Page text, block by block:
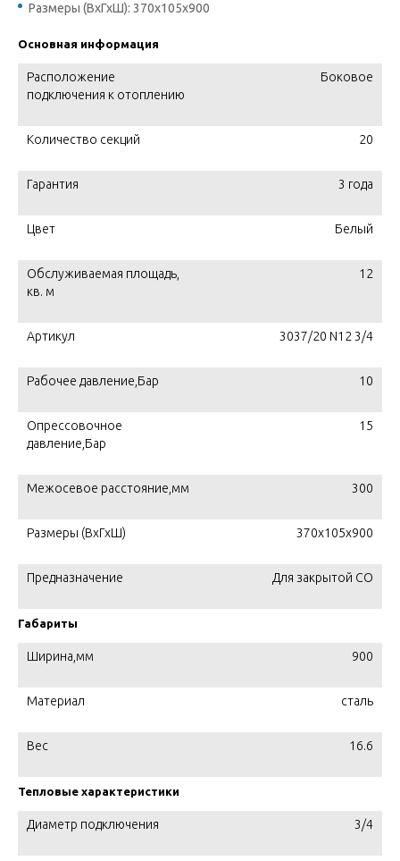
Размеры (ВхГхШ): 370х105х900
Основная информация
Расположение
подключения к отоплению
Боковое
Количество секций 20
Гарантия 3 года
Цвет Белый
Обслуживаемая площадь,
кв. м
12
Артикул 3037/20 N12 3/4
Рабочее давление,Бар 10
Опрессовочное
давление,Бар
15
Межосевое расстояние,мм 300
Размеры (ВхГхШ) 370х105х900
Предназначение Для закрытой СО
Габариты
Ширина,мм 900
Материал сталь
Вес 16.6
Тепловые характеристики
Диаметр подключения 3/4